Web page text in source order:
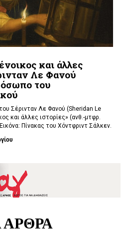
και άλλες
Λε Φανού
του
Σέρινταν Λε Φανού (Sheridan Le
και άλλες ιστορίες» (ανθ.-μτφρ.
Πίνακας του Χόντφριντ Σάλκεν.